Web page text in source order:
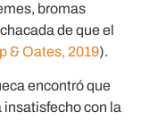
bromas
de que el
& Oates, 2019).
encontró que
insatisfecho con la